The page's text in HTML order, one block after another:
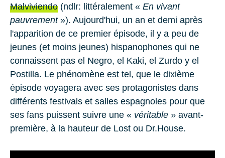
Malviviendo (ndlr: littéralement « En vivant
pauvrement»). Aujourd'hui, un an et demi après
l'apparition de ce premier épisode, il y a peu de
jeunes (et moins jeunes) hispanophones qui ne
connaissent pas el Negro, el Kaki, el Zurdo y el
Postilla. Le phénomène est tel, que le dixième
épisode voyagera avec ses protagonistes dans
différents festivals et salles espagnoles pour que
ses fans puissent suivre une « véritable » avant-
première, à la hauteur de Lost ou Dr.House.